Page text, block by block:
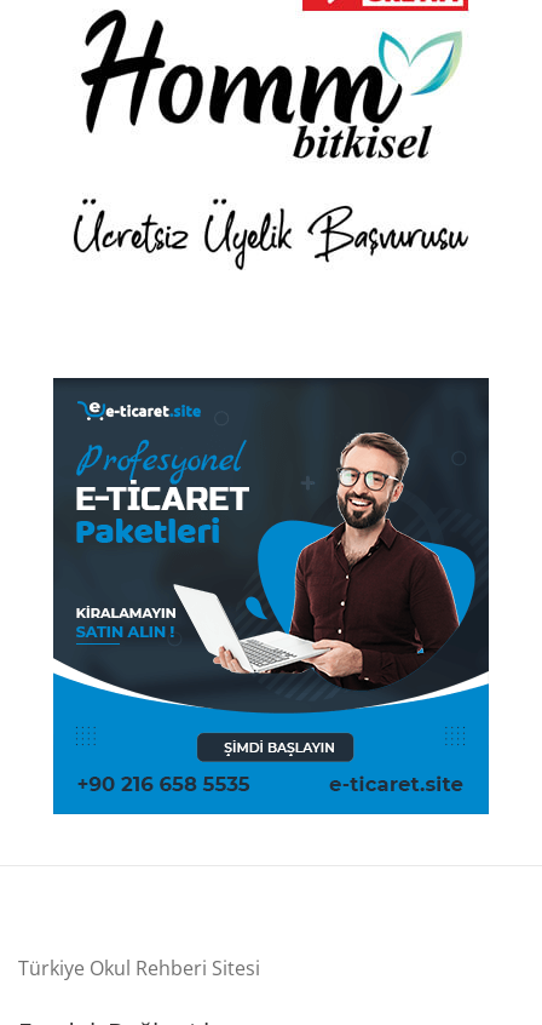
Türkiye Okul Rehberi Sitesi